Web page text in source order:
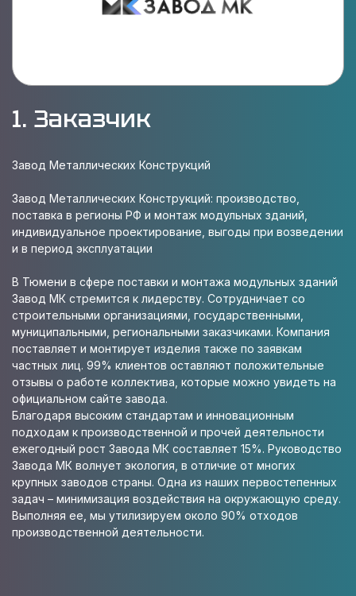
1. Заказчик
Завод Металлических Конструкций
Завод Металлических Конструкций: производство,
поставка в регионы РФ и монтаж модульных зданий,
индивидуальное проектирование, выгоды при возведении
и в период эксплуатации
В Тюмени в сфере поставки и монтажа модульных зданий
Завод МК стремится к лидерству. Сотрудничает со
строительными организациями, государственными,
муниципальными, региональными заказчиками. Компания
поставляет и монтирует изделия также по заявкам
частных лиц. 99% клиентов оставляют положительные
отзывы о работе коллектива, которые можно увидеть на
официальном сайте завода.
Благодаря высоким стандартам и инновационным
подходам к производственной и прочей деятельности
ежегодный рост Завода МК составляет 15%. Руководство
Завода МК волнует экология, в отличие от многих
крупных заводов страны. Одна из наших первостепенных
задач – минимизация воздействия на окружающую среду.
Выполняя ее, мы утилизируем около 90% отходов
производственной деятельности.